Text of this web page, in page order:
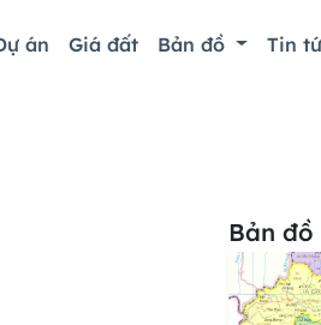
án Giá đất Bản đồ Tin
Bản đồ